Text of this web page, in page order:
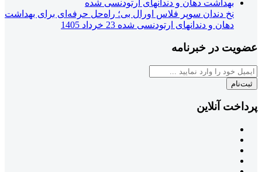
نخ دندان سوپر فلاس اورال بی؛ راه‌حل حرفه‌ای برای بهداشت
دهان و دندانهای ارتودنسی شده 23 خرداد 1405
عضویت در خبرنامه
ثبت‌نام
پرداخت آنلاین